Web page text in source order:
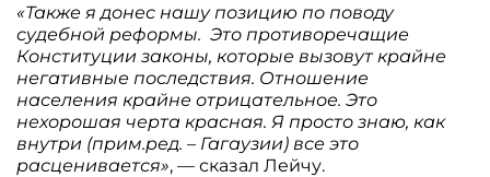
«Также я донес нашу позицию по поводу
судебной реформы. Это противоречащие
Конституции законы, которые вызовут крайне
негативные последствия. Отношение
населения крайне отрицательное. Это
нехорошая черта красная. Я просто знаю, как
внутри (прим.ред. – Гагаузии) все это
расценивается», — сказал Лейчу.